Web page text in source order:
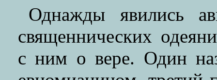
Однажды явились
священнических
с ним о вере. Один